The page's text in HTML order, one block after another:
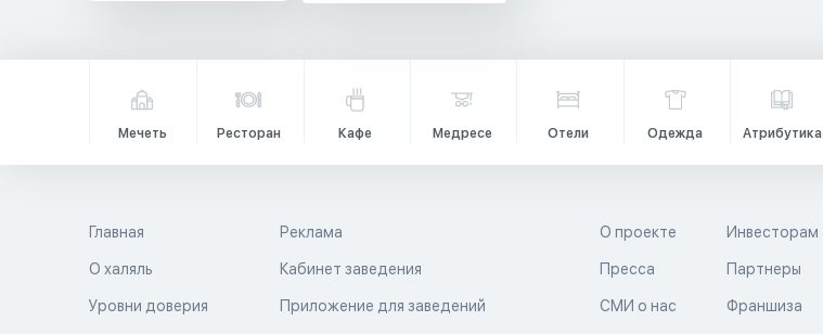
Мечеть Ресторан Кафе Медресе Отели Одежда Атрибутика
Главная
О халяль
Уровни доверия
Реклама
Кабинет заведения
Приложение для заведений
О проекте
Пресса
СМИ о нас
Инвесторам
Партнеры
Франшиза